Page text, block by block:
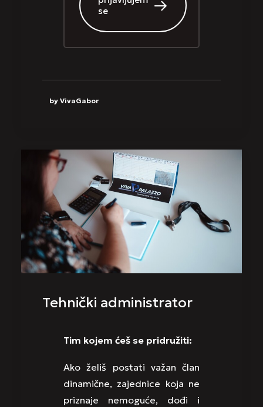
se
by VivaGabor
Tehnički administrator
Tim kojem ćeš se pridružiti:
Ako želiš postati važan član
dinamične, zajednice koja ne
priznaje nemoguće, dođi i